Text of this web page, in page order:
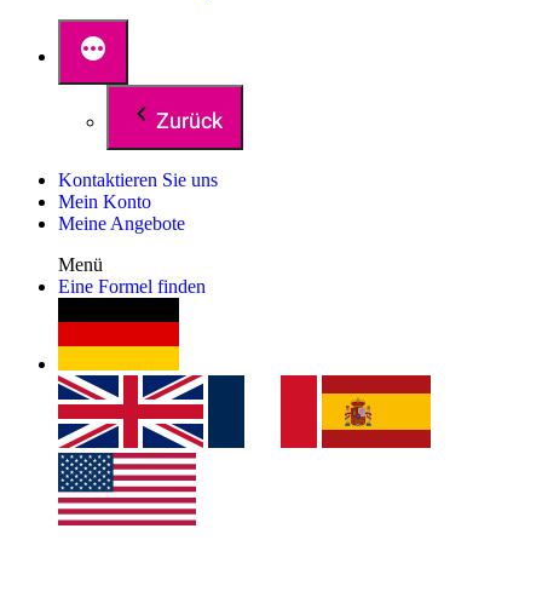
Zurück
Kontaktieren Sie uns
Mein Konto
Meine Angebote
Menü
Eine Formel finden